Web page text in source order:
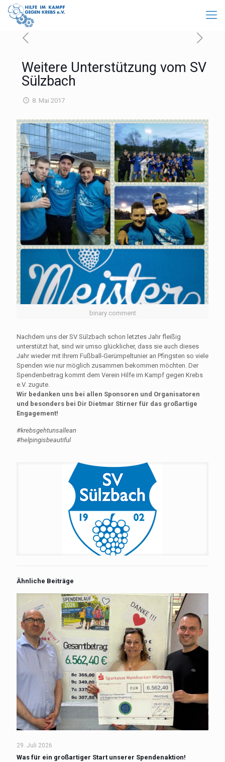
Weitere Unterstützung vom SV
Sülzbach
8. Mai 2017
binary comment
Nachdem uns der SV Sülzbach schon letztes Jahr fleißig
unterstützt hat, sind wir umso glücklicher, dass sie auch dieses
Jahr wieder mit Ihrem Fußball-Gerümpeltunier an Pfingsten so viele
Spenden wie nur möglich zusammen bekommen möchten. Der
Spendenbeitrag kommt dem Verein Hilfe im Kampf gegen Krebs
e.V. zugute.
Wir bedanken uns bei allen Sponsoren und Organisatoren
und besonders bei Dir Dietmar Stirner für das großartige
Engagement!
#krebsgehtunsallean
#helpingisbeautiful
Ähnliche Beiträge
29. Juli 2026
Was für ein großartiger Start unserer Spendenaktion!